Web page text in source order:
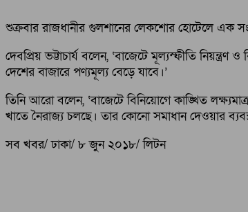
শুক্রবার রাজধানীর গুলশানের লেকশোর হোটেলে এক
দেবপ্রিয় ভট্টাচার্য বলেন, ‘বাজেটে মূল্যস্ফীতি
দেশের বাজারে পণ্যমূল্য বেড়ে যাবে।’
তিনি আরো বলেন, ‘বাজেটে বিনিয়োগে কাঙ্খিত
খাতে নৈরাজ্য চলছে। তার কোনো সমাধান দেওয়ার
সব খবর/ ঢাকা/ ৮ ‍জুন ২০১৮/ লিটন